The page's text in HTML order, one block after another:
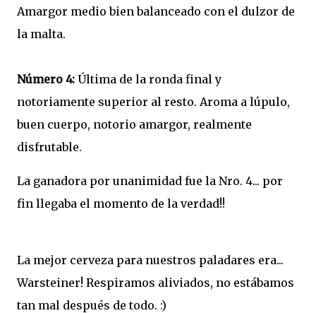
Amargor medio bien balanceado con el dulzor de
la malta.
Número 4: Última de la ronda final y
notoriamente superior al resto. Aroma a lúpulo,
buen cuerpo, notorio amargor, realmente
disfrutable.
La ganadora por unanimidad fue la Nro. 4... por
fin llegaba el momento de la verdad!!
La mejor cerveza para nuestros paladares era...
Warsteiner! Respiramos aliviados, no estábamos
tan mal después de todo. :)